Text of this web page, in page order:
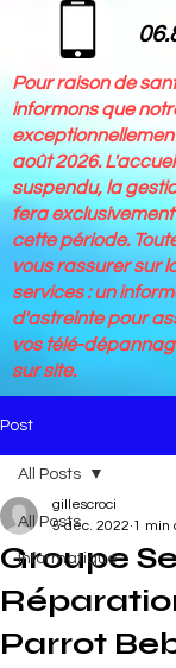
Pour raison de
informons que
août 2026.
suspendu, la
fera
cette période.
vous rassurer sur
services : un
d'astreinte pour
vos télé-
sur site.
Post
All Posts
Informatique
All Posts
Groupe
Parrot
gillescroci
5 déc. 2022 1 min